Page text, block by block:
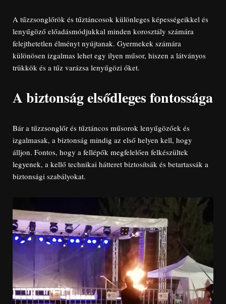
A tűzzsonglőrök és tűztáncosok különleges képességeikkel és
lenyűgöző előadásmódjukkal minden korosztály számára
felejthetetlen élményt nyújtanak. Gyermekek számára
különösen izgalmas lehet egy ilyen műsor, hiszen a látványos
trükkök és a tűz varázsa lenyűgözi őket.
A biztonság elsődleges fontossága
Bár a tűzzsonglőr és tűztáncos műsorok lenyűgözőek és
izgalmasak, a biztonság mindig az első helyen kell, hogy
álljon. Fontos, hogy a fellépők megfelelően felkészültek
legyenek, a kellő technikai hátteret biztosítsák és betartassák a
biztonsági szabályokat.